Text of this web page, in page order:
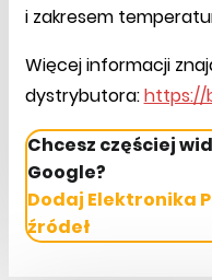
i zakresem
Więcej informacji
dystrybutora:https://
Chcesz częściej
Google?
Dodaj Elektronika
źródeł